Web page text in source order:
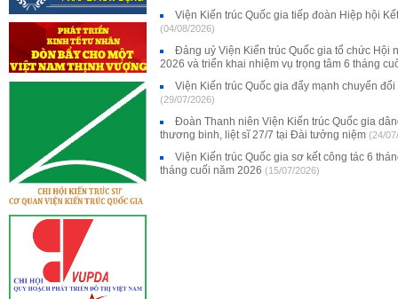
Viện Kiến trúc Quốc gia tiếp đoàn Hiệp hội
(04/08/2026)
Đảng uỷ Viện Kiến trúc Quốc gia tổ chức Hội
2026 và triển khai nhiệm vụ trọng tâm 6 tháng
Viện Kiến trúc Quốc gia đẩy mạnh chuyển
(29/07/2026)
Đoàn Thanh niên Viện Kiến trúc Quốc gia
thương binh, liệt sĩ 27/7 tại Đài tưởng niệm (24/
Viện Kiến trúc Quốc gia sơ kết công tác 6
tháng cuối năm 2026 (15/07/2026)